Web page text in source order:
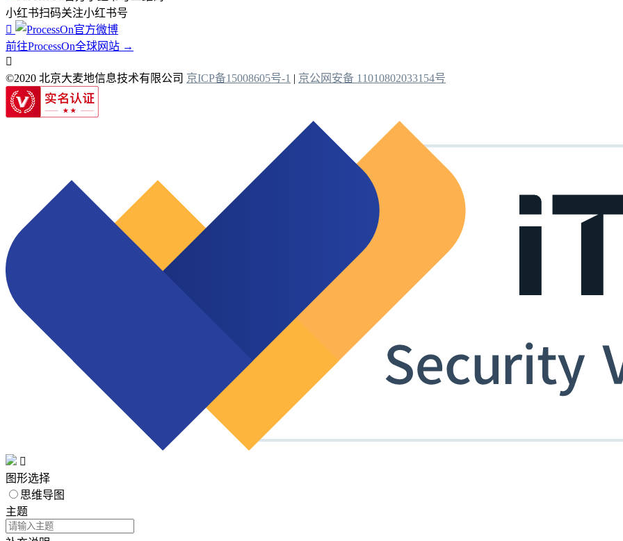
小红书扫码关注小红书号

前往ProcessOn全球网站 →

©2020 北京大麦地信息技术有限公司 京ICP备15008605号-1 | 京公网安备 11010802033154号

图形选择
思维导图
主题